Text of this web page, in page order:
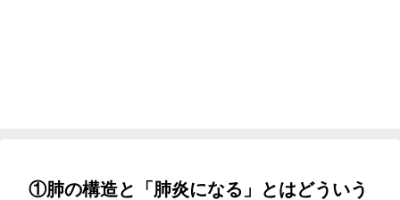
①肺の構造と「肺炎になる」とはどういう